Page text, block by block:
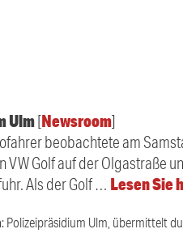
Ulm[Newsroom]
beobachtete am
VW Golf auf der Olgastraße
Als der Golf … Lesen Sie
Polizeipräsidium Ulm, übermittelt